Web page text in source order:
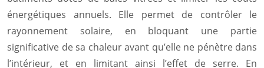
énergétiques annuels. Elle permet de contrôler le
rayonnement solaire, en bloquant une partie
significative de sa chaleur avant qu’elle ne pénètre dans
l’intérieur, et en limitant ainsi l’effet de serre. En